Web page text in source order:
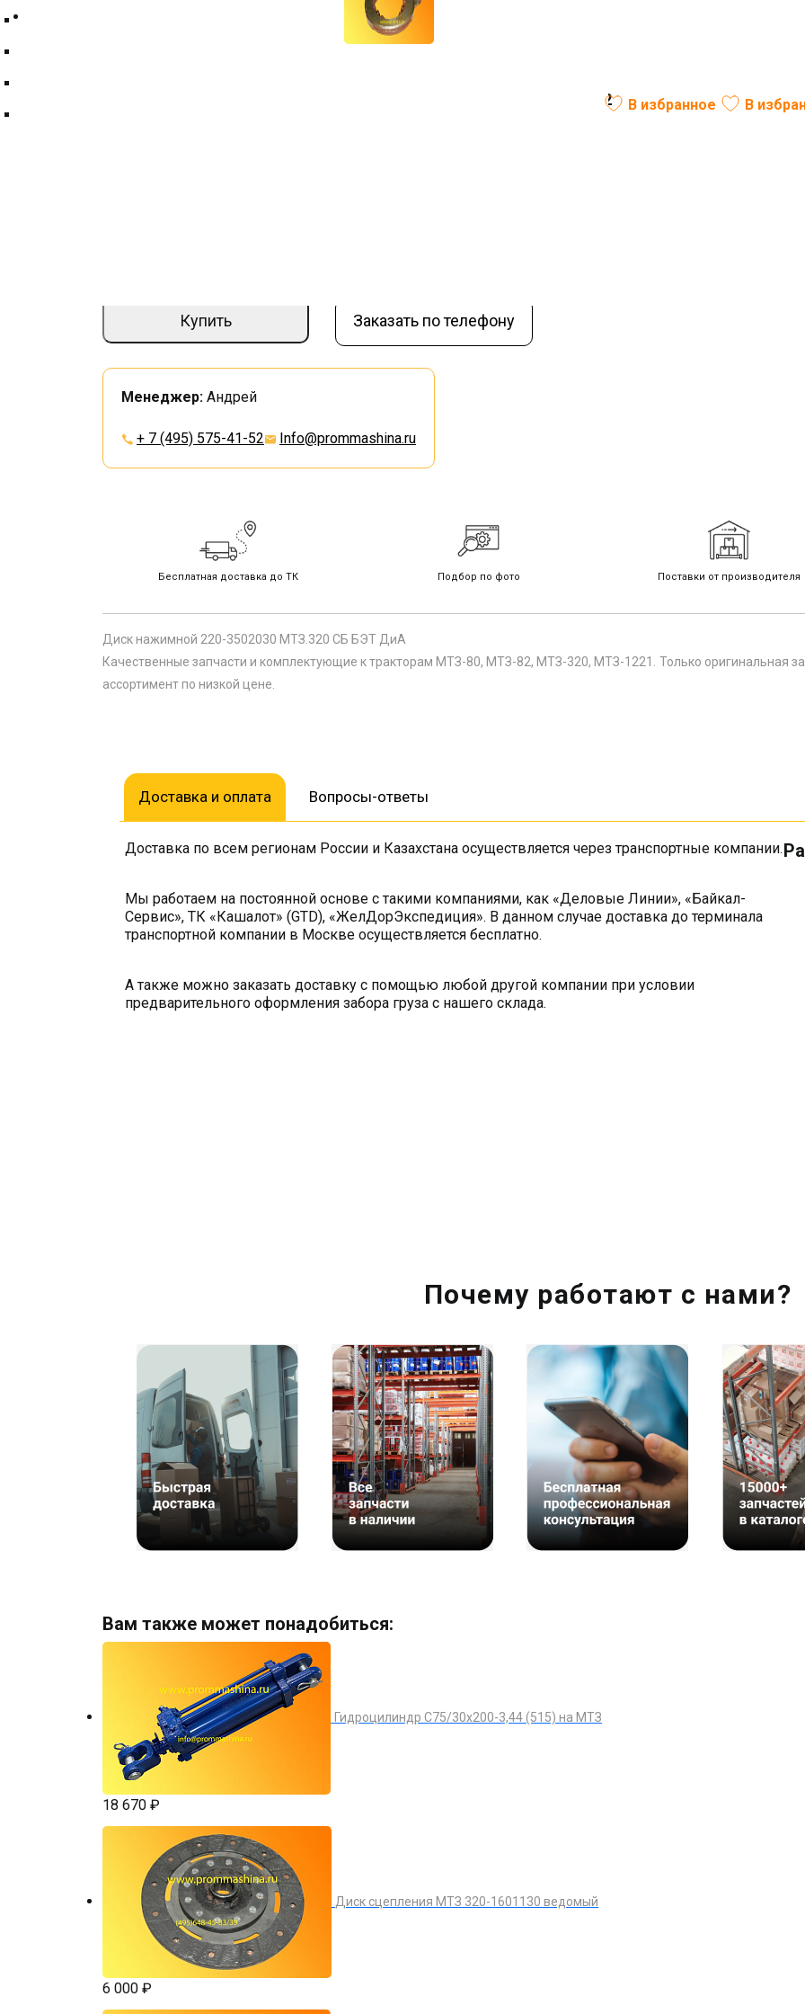
Диск нажимной 220-3502030 МТЗ.320 СБ БЭТ ДиА для МТЗ 80, 82 В избранное В
Купить Заказать по телефону
Менеджер: Андрей
+ 7 (495) 575-41-52 Info@prommashina.ru
Бесплатная доставка до ТК Подбор по фото Поставки от производителя
Диск нажимной 220-3502030 МТЗ.320 СБ БЭТ ДиА
Качественные запчасти и комплектующие к тракторам МТЗ-80, МТЗ-82, МТЗ-320, МТЗ-1221. Только оригинальная
ассортимент по низкой цене.
Доставка и оплата Вопросы-ответы
Доставка по всем регионам России и Казахстана осуществляется через транспортные компании.
Мы работаем на постоянной основе с такими компаниями, как «Деловые Линии», «Байкал-
Сервис», ТК «Кашалот» (GTD), «ЖелДорЭкспедиция». В данном случае доставка до терминала
транспортной компании в Москве осуществляется бесплатно.
А также можно заказать доставку с помощью любой другой компании при условии
предварительного оформления забора груза с нашего склада.
Почему работают с нами?
Вам также может понадобиться:
Гидроцилиндр С75/30х200-3,44 (515) на МТЗ
18 670 ₽
Диск сцепления МТЗ 320-1601130 ведомый
6 000 ₽